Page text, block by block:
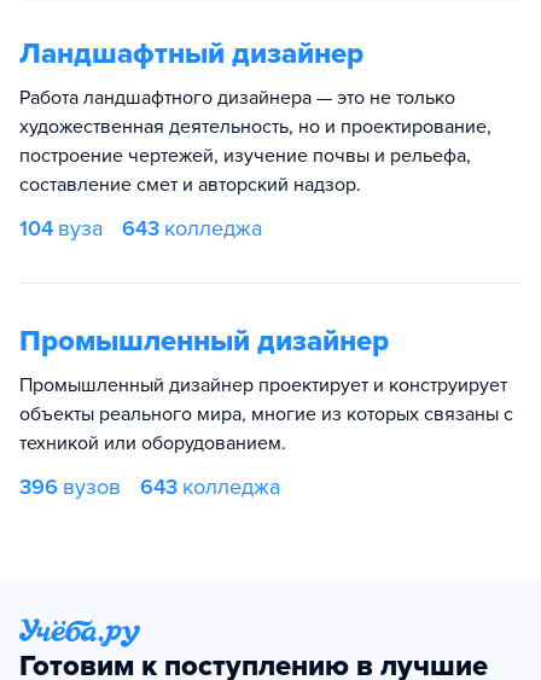
Ландшафтный дизайнер
Работа ландшафтного дизайнера — это не только
художественная деятельность, но и проектирование,
построение чертежей, изучение почвы и рельефа,
составление смет и авторский надзор.
104 вуза 643 колледжа
Промышленный дизайнер
Промышленный дизайнер проектирует и конструирует
объекты реального мира, многие из которых связаны с
техникой или оборудованием.
396 вузов 643 колледжа
Готовим к поступлению в лучшие